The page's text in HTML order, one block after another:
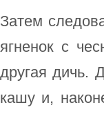
Затем
ягненок с
другая дичь.
кашу и,